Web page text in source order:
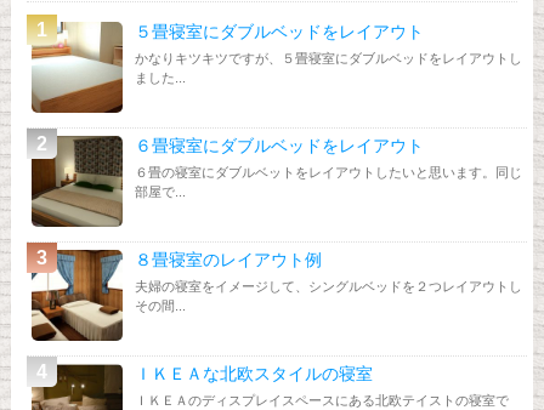
５畳寝室にダブルベッドをレイアウト
かなりキツキツですが、５畳寝室にダブルベッドをレイアウトし
ました...
６畳寝室にダブルベッドをレイアウト
６畳の寝室にダブルベットをレイアウトしたいと思います。同じ
部屋で...
８畳寝室のレイアウト例
夫婦の寝室をイメージして、シングルベッドを２つレイアウトし
その間...
ＩＫＥＡな北欧スタイルの寝室
ＩＫＥＡのディスプレイスペースにある北欧テイストの寝室で